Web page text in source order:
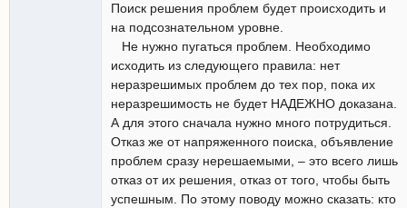
Поиск решения проблем будет происходить и
на подсознательном уровне.
Не нужно пугаться проблем. Необходимо
исходить из следующего правила: нет
неразрешимых проблем до тех пор, пока их
неразрешимость не будет НАДЕЖНО доказана.
А для этого сначала нужно много потрудиться.
Отказ же от напряженного поиска, объявление
проблем сразу нерешаемыми, – это всего лишь
отказ от их решения, отказ от того, чтобы быть
успешным. По этому поводу можно сказать: кто